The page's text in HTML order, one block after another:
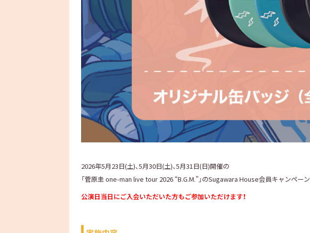
2026年5月23日(土)、5月30日(土)、5月31日(日)開催の
「菅原圭 one-man live tour 2026 “B.G.M.”」のSugawara House会員キャンペー
公演日当日にご入会いただいた方もご参加いただけます！